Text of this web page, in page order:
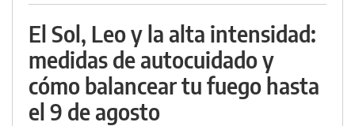
El Sol, Leo y la alta intensidad:
medidas de autocuidado y
cómo balancear tu fuego hasta
el 9 de agosto